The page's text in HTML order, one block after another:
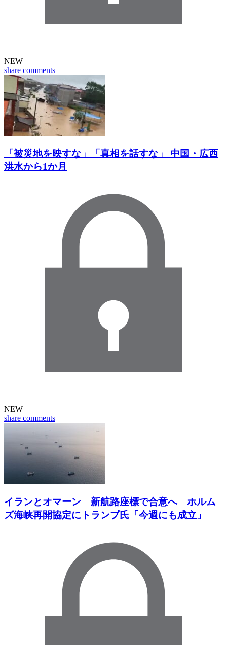
NEW
share comments
「被災地を映すな」「真相を話すな」 中国・広西
洪水から1か月
NEW
share comments
イランとオマーン 新航路座標で合意へ ホルム
ズ海峡再開協定にトランプ氏「今週にも成立」